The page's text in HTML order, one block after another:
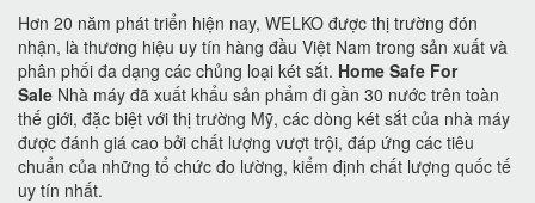
Hơn 20 năm phát triển hiện nay, WELKO được thị trường đón
nhận, là thương hiệu uy tín hàng đầu Việt Nam trong sản xuất và
phân phối đa dạng các chủng loại két sắt. Home Safe For
Sale Nhà máy đã xuất khẩu sản phẩm đi gần 30 nước trên toàn
thế giới, đặc biệt với thị trường Mỹ, các dòng két sắt của nhà máy
được đánh giá cao bởi chất lượng vượt trội, đáp ứng các tiêu
chuẩn của những tổ chức đo lường, kiểm định chất lượng quốc tế
uy tín nhất.